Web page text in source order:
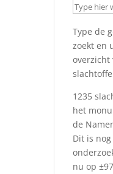
Type de
zoekt en
overzicht
1235
het
de
Dit is
nu op